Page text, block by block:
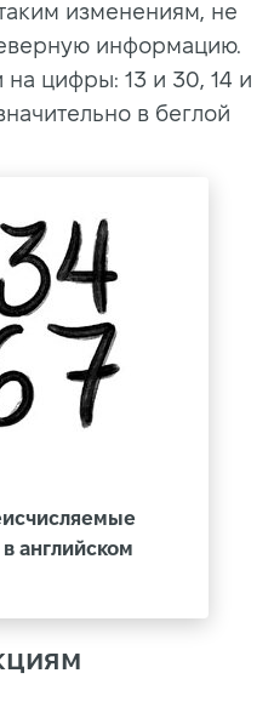
изменениям, не
информацию.
цифры: 13 и 30, 14 и
в беглой
английском